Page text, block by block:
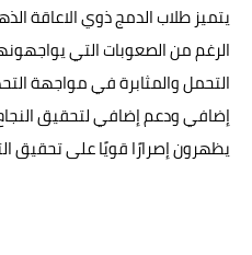
يتميز طلاب الدمج ذوي الاعاقة
الرغم من الصعوبات التي
التحمل والمثابرة في مواجهة
إضافي ودعم إضافي لتحقيق
يظهرون إصرارًا قويًا على تحقيق